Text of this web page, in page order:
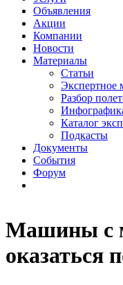
Машины с
оказаться
Объявления
Акции
Компании
Новости
Материалы
Статьи
Экспертное
Разбор
Каталог
Подкасты
Документы
События
Форум